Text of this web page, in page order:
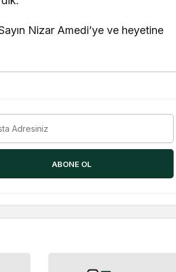
Nizar Amedi’ye ve heyetine
ABONE OL